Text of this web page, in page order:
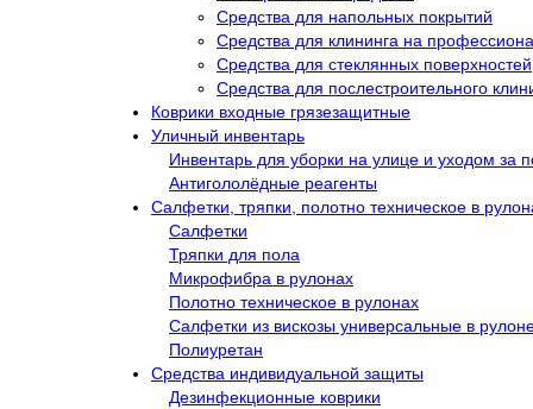
Средства для напольных покрытий
Средства для клининга на
Средства для стеклянных поверхностей
Средства для послестроительного
Коврики входные грязезащитные
Уличный инвентарь
Инвентарь для уборки на улице и уходом за
Антигололёдные реагенты
Салфетки, тряпки, полотно техническое в
Салфетки
Тряпки для пола
Микрофибра в рулонах
Полотно техническое в рулонах
Салфетки из вискозы универсальные в
Полиуретан
Средства индивидуальной защиты
Дезинфекционные коврики